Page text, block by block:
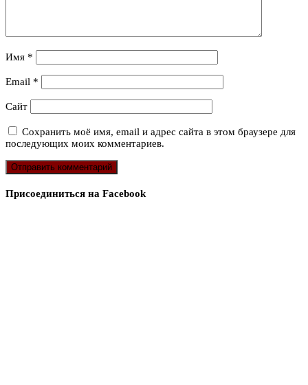
Имя *
Email *
Сайт
Сохранить моё имя, email и адрес сайта в этом браузере для
последующих моих комментариев.
Присоединиться на Facebook